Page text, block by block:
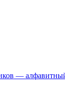
— алфавитный